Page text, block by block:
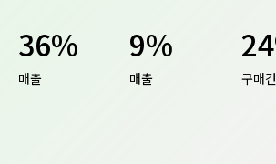
36%
매출
9%
매출 구매